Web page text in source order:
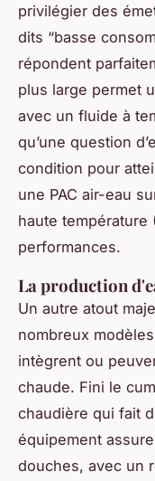
privilégier des
dits “basse
répondent
plus large permet
avec un fluide à
qu’une question
condition pour
une PAC air-eau
haute température
performances.
La production
Un autre atout
nombreux
intègrent ou
chaude. Fini le
chaudière qui fait
équipement
douches, avec un